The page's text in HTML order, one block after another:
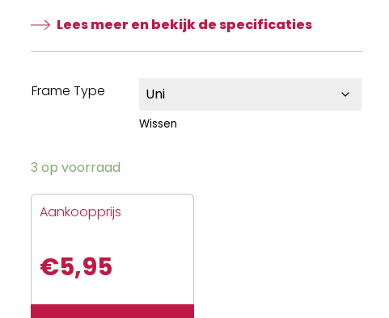
Lees meer en bekijk de specificaties
Frame Type
Wissen
3 op voorraad
Aankoopprijs
€5,95